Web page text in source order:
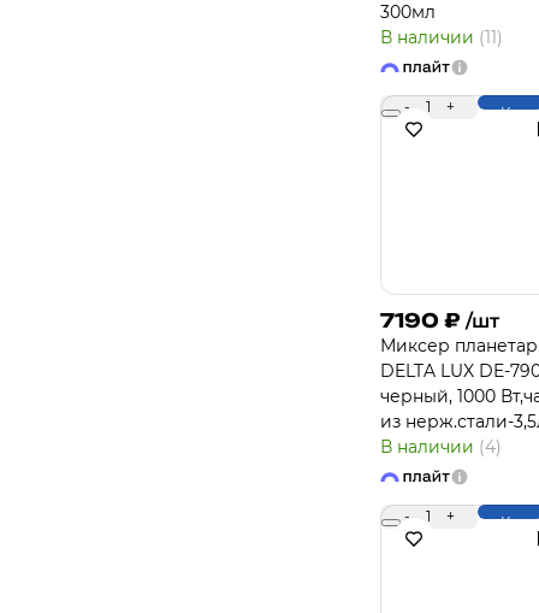
300мл
В наличии (11)
- 1 +
7190 ₽ /шт
Миксер
DELTA LUX DE-
черный, 1000
из нерж.стали-
В наличии (4)
- 1 +